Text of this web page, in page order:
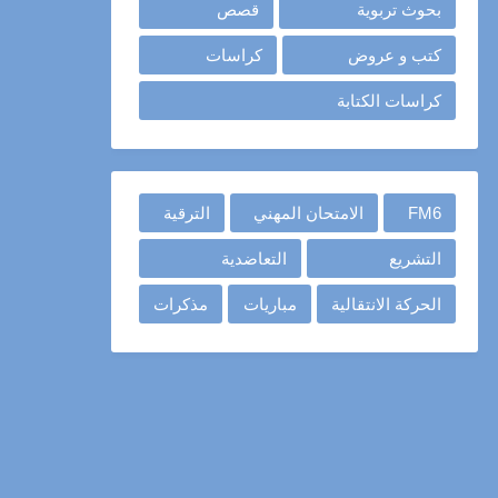
بحوث تربوية قصص
كتب و عروض كراسات
كراسات الكتابة
FM6 الامتحان المهني الترقية
التشريع التعاضدية
الحركة الانتقالية مباريات مذكرات